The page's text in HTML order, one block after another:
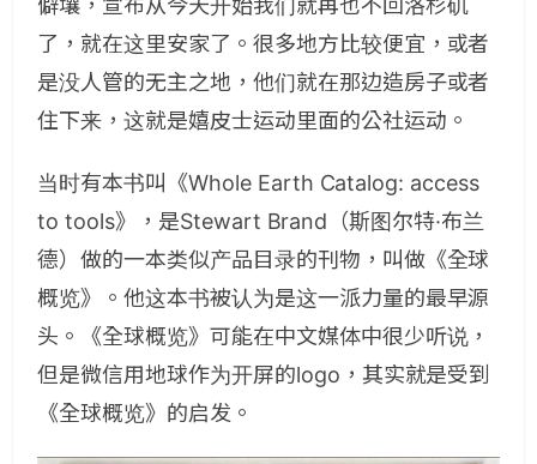
僻壤，宣布从今天开始我们就再也不回洛杉矶
了，就在这里安家了。很多地方比较便宜，或者
是没人管的无主之地，他们就在那边造房子或者
住下来，这就是嬉皮士运动里面的公社运动。
当时有本书叫《Whole Earth Catalog: access
to tools》，是Stewart Brand（斯图尔特·布兰
德）做的一本类似产品目录的刊物，叫做《全球
概览》。他这本书被认为是这一派力量的最早源
头。《全球概览》可能在中文媒体中很少听说，
但是微信用地球作为开屏的logo，其实就是受到
《全球概览》的启发。